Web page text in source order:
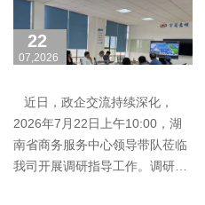
22
07,2026
近日，政企交流持续深化，
2026年7月22日上午10:00，湖
南省商务服务中心领导带队莅临
我司开展调研指导工作。调研现